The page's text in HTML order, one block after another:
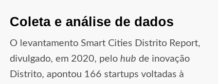
Coleta e análise de dados
O levantamento Smart Cities Distrito Report,
divulgado, em 2020, pelo hub de inovação
Distrito, apontou 166 startups voltadas à